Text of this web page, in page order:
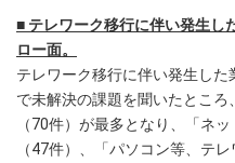
■ テレワーク移行に伴い発生し
ロー面。
テレワーク移行に伴い発生し
で未解決の課題を聞いたところ
（70件）が最多となり、「ネ
（47件）、「パソコン等、テ